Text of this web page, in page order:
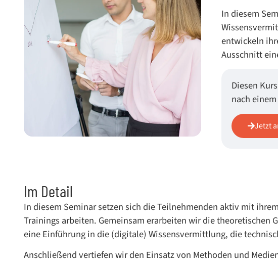
In diesem
entwickeln
Ausschnitt
Diesen
nach
Jetzt
Im Detail
In diesem Seminar setzen sich die Teilnehmenden aktiv mit
Trainings arbeiten. Gemeinsam erarbeiten wir die theoretischen
eine Einführung in die (digitale) Wissensvermittlung, die
Anschließend vertiefen wir den Einsatz von Methoden und